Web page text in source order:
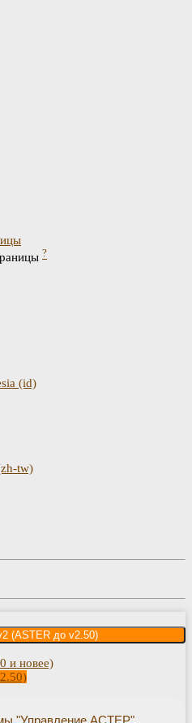
?
(id)
tw)
(ASTER до v2.50)
и новее)
"Управление АСТЕР"